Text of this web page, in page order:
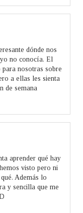
dónde nos
no conocía. El
nosotras sobre
a ellas les sienta
de semana
aprender qué hay
visto pero ni
Además lo
y sencilla que me